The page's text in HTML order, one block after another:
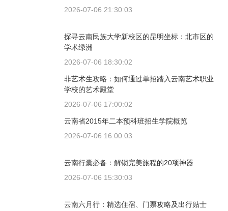
2026-07-06 21:30:03
探寻云南民族大学新校区的昆明坐标：北市区的
学术绿洲
2026-07-06 18:30:02
非艺术生攻略：如何通过单招踏入云南艺术职业
学校的艺术殿堂
2026-07-06 17:00:02
云南省2015年二本预科班招生学院概览
2026-07-06 16:00:03
云南行囊必备：解锁完美旅程的20项神器
2026-07-06 15:30:03
云南六月行：精选住宿、门票攻略及出行贴士